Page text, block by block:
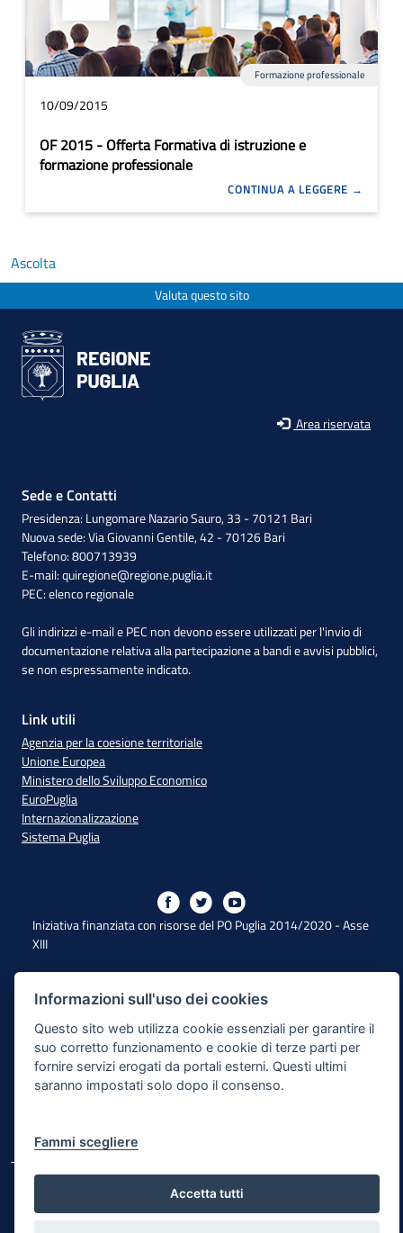
Formazione professionale
10/09/2015
OF 2015 - Offerta Formativa di istruzione e
formazione professionale
CONTINUA A LEGGERE
Ascolta
Valuta questo sito
Area riservata
Sede e Contatti
Presidenza: Lungomare Nazario Sauro, 33 - 70121 Bari
Nuova sede: Via Giovanni Gentile, 42 - 70126 Bari
Telefono: 800713939
E-mail:quiregione@regione.puglia.it
PEC:elenco regionale
Gli indirizzi e-mail e PEC non devono essere utilizzati per l'invio di
documentazione relativa alla partecipazione a bandi e avvisi pubblici,
se non espressamente indicato.
Link utili
Agenzia per la coesione territoriale
Unione Europea
Ministero dello Sviluppo Economico
EuroPuglia
Internazionalizzazione
Sistema Puglia
Iniziativa finanziata con risorse del PO Puglia 2014/2020 - Asse
XIII
Dichiarazione di Accessibilità
Note Legali
Cookie e Privacy
Mappa del sito
© Regione Puglia
Informazioni sull'uso dei cookies
Questo sito web utilizza cookie essenziali per garantire il
suo corretto funzionamento e cookie di terze parti per
fornire servizi erogati da portali esterni. Questi ultimi
saranno impostati solo dopo il consenso.
Fammi scegliere
Accetta tutti